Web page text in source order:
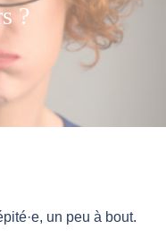
?
un peu à bout.